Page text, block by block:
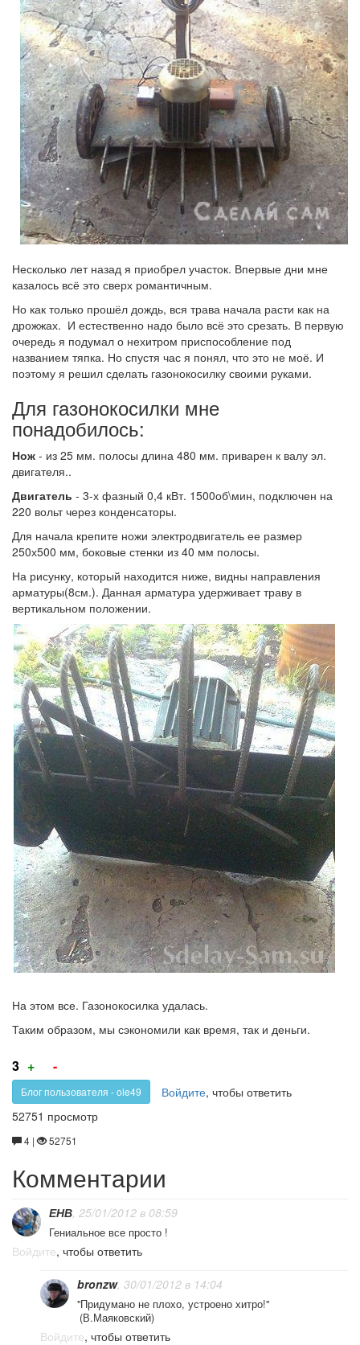
Несколько лет назад я приобрел участок. Впервые дни мне
казалось всё это сверх романтичным.
Но как только прошёл дождь, вся трава начала расти как на
дрожжах. И естественно надо было всё это срезать. В первую
очередь я подумал о нехитром приспособление под
названием тяпка. Но спустя час я понял, что это не моё. И
поэтому я решил сделать газонокосилку своими руками.
Для газонокосилки мне
понадобилось:
Нож - из 25 мм. полосы длина 480 мм. приварен к валу эл.
двигателя..
Двигатель - 3-х фазный 0,4 кВт. 1500об\мин, подключен на
220 вольт через конденсаторы.
Для начала крепите ножи электродвигатель ее размер
250х500 мм, боковые стенки из 40 мм полосы.
На рисунку, который находится ниже, видны направления
арматуры(8см.). Данная арматура удерживает траву в
вертикальном положении.
На этом все. Газонокосилка удалась.
Таким образом, мы сэкономили как время, так и деньги.
3 +
за!
-
против!
Блог пользователя - ole49 Войдите, чтобы ответить
52751 просмотр
4 | 52751
Комментарии
ЕНВ , 25/01/2012 в 08:59
Гениальное все просто !
Войдите, чтобы ответить
bronzw, 30/01/2012 в 14:04
"Придумано не плохо, устроено хитро!"
(В.Маяковский)
Войдите, чтобы ответить